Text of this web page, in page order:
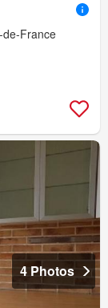
de-France
4 Photos